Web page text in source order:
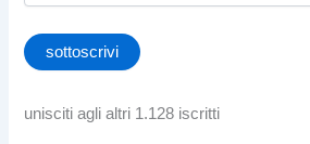
i
r
z
sottoscrivi
unisciti agli altri 1.128 iscritti